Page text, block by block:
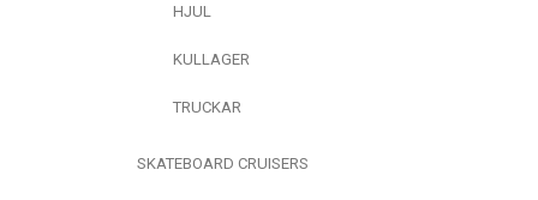
HJUL
KULLAGER
TRUCKAR
SKATEBOARD CRUISERS